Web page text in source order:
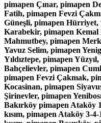
pimapen Çınar, pimapen
Fatih, pimapen Fevzi
Güneşli, pimapen Hürriyet,
Karabekir, pimapen Kemal
Mahmutbey, pimapen
Yavuz Selim, pimapen
Yıldıztepe, pimapen
Bahçelievler, pimapen
pimapen Fevzi Çakmak,
Kocasinan, pimapen
Şirinevler, pimapen
Bakırköy pimapen Ataköy
kısım, pimapen Ataköy 3-